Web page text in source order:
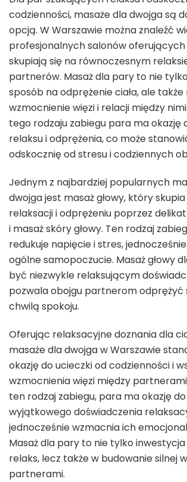
codzienności, masaże dla dwojga są
opcją. W Warszawie można znaleźć
profesjonalnych salonów
skupiają się na równoczesnym
partnerów. Masaż dla pary to nie
sposób na odprężenie ciała, ale także
wzmocnienie więzi i relacji między
tego rodzaju zabiegu para ma okazję
relaksu i odprężenia, co może
odskocznię od stresu i codziennych
Jednym z najbardziej popularnych
dwojga jest masaż głowy, który
relaksacji i odprężeniu poprzez
i masaż skóry głowy. Ten rodzaj
redukuje napięcie i stres,
ogólne samopoczucie. Masaż głowy
być niezwykle relaksującym
pozwala obojgu partnerom odprężyć
chwilą spokoju.
Oferując relaksacyjne doznania dla
masaże dla dwojga w Warszawie
okazję do ucieczki od codzienności i
wzmocnienia więzi między
ten rodzaj zabiegu, para ma okazję
wyjątkowego doświadczenia
jednocześnie wzmacnia ich
Masaż dla pary to nie tylko
relaks, lecz także w budowanie silnej
partnerami.